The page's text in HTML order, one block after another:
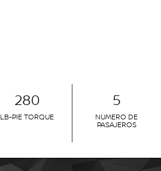
280
LB-PIE TORQUE
5
NUMERO DE
PASAJEROS